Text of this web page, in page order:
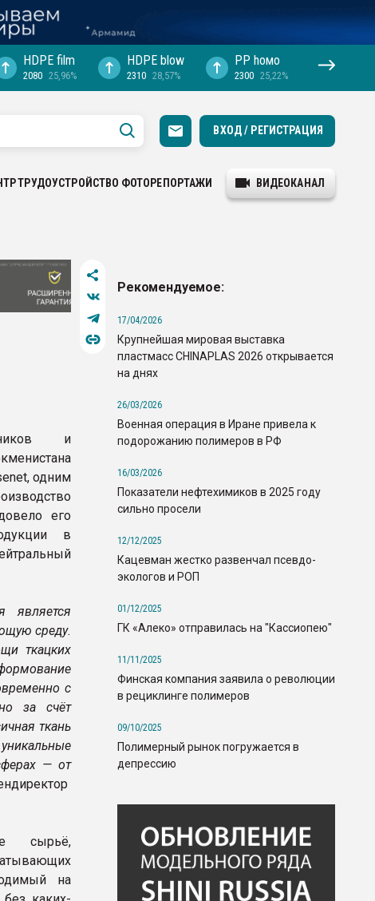
HDPE film
2080 25,96%
HDPE blow
2310 28,57%
PP hомо
2300 25,22%
ВХОД / РЕГИСТРАЦИЯ
ТРУДОУСТРОЙСТВО ФОТОРЕПОРТАЖИ ВИДЕОКАНАЛ
и
одним
его
в
является
среду.
ткацких
с
за счёт
ткань
— от
сырьё,
на
Рекомендуемое:
17/04/2026
Крупнейшая мировая выставка
пластмасс CHINAPLAS 2026 открывается
на днях
26/03/2026
Военная операция в Иране привела к
подорожанию полимеров в РФ
16/03/2026
Показатели нефтехимиков в 2025 году
сильно просели
12/12/2025
Кацевман жестко развенчал псевдо-
экологов и РОП
01/12/2025
ГК «Алеко» отправилась на "Кассиопею"
11/11/2025
Финская компания заявила о революции
в рециклинге полимеров
09/10/2025
Полимерный рынок погружается в
депрессию